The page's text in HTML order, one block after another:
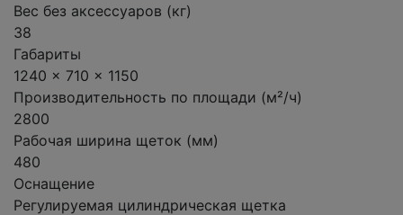
Вес без аксессуаров (кг)
38
Габариты
1240 x 710 x 1150
Производительность по площади (м²/ч)
2800
Рабочая ширина щеток (мм)
480
Оснащение
Регулируемая цилиндрическая щетка